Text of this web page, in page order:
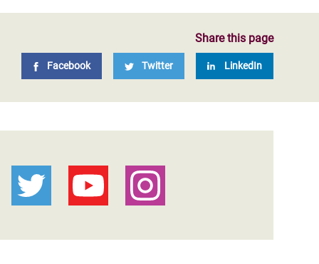
Share this page
Facebook Twitter LinkedIn